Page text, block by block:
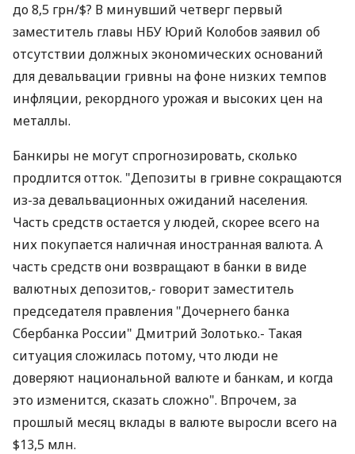
до 8,5 грн/$? В минувший четверг первый
заместитель главы НБУ Юрий Колобов заявил об
отсутствии должных экономических оснований
для девальвации гривны на фоне низких темпов
инфляции, рекордного урожая и высоких цен на
металлы.
Банкиры не могут спрогнозировать, сколько
продлится отток. "Депозиты в гривне сокращаются
из-за девальвационных ожиданий населения.
Часть средств остается у людей, скорее всего на
них покупается наличная иностранная валюта. А
часть средств они возвращают в банки в виде
валютных депозитов,- говорит заместитель
председателя правления "Дочернего банка
Сбербанка России" Дмитрий Золотько.- Такая
ситуация сложилась потому, что люди не
доверяют национальной валюте и банкам, и когда
это изменится, сказать сложно". Впрочем, за
прошлый месяц вклады в валюте выросли всего на
$13,5 млн.